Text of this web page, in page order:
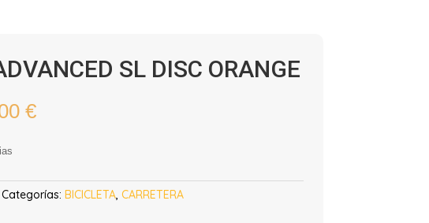
SL DISC ORANGE
€
Categorías: BICICLETA, CARRETERA